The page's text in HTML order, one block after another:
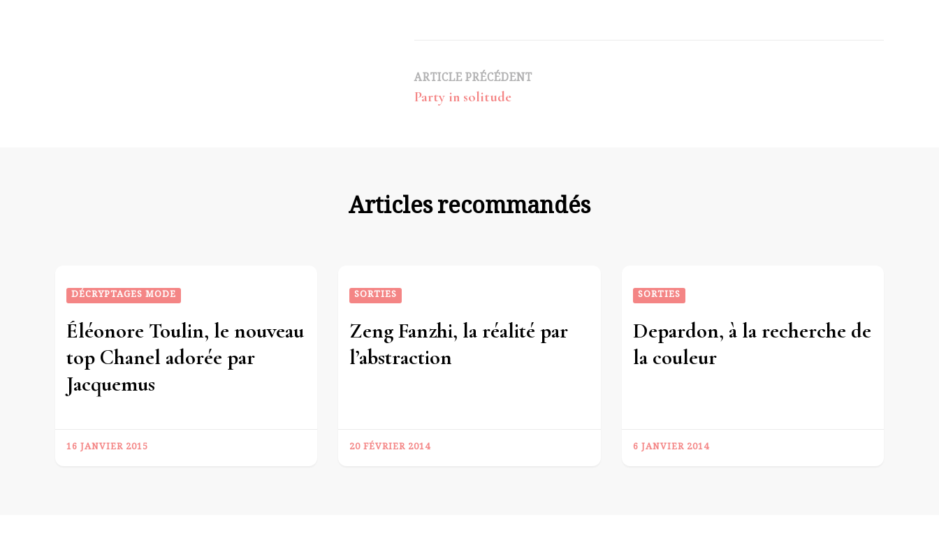
Navigation
d’article
ARTICLE PRÉCÉDENT
Party in solitude
Articles recommandés
DÉCRYPTAGES MODE
Éléonore Toulin, le nouveau
top Chanel adorée par
Jacquemus
16 JANVIER 2015
SORTIES
Zeng Fanzhi, la réalité par
l’abstraction
20 FÉVRIER 2014
SORTIES
Depardon, à la recherche de
la couleur
6 JANVIER 2014